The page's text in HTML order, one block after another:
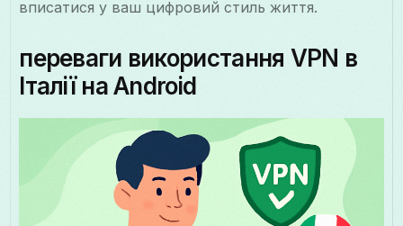
вписатися у ваш цифровий стиль життя.
переваги використання VPN в
Італії на Android